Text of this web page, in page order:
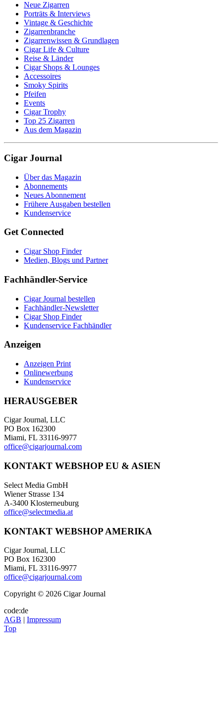
Neue Zigarren
Porträts & Interviews
Vintage & Geschichte
Zigarrenbranche
Zigarrenwissen & Grundlagen
Cigar Life & Culture
Reise & Länder
Cigar Shops & Lounges
Accessoires
Smoky Spirits
Pfeifen
Events
Cigar Trophy
Top 25 Zigarren
Aus dem Magazin
Cigar Journal
Über das Magazin
Abonnements
Neues Abonnement
Frühere Ausgaben bestellen
Kundenservice
Get Connected
Cigar Shop Finder
Medien, Blogs und Partner
Fachhändler-Service
Cigar Journal bestellen
Fachhändler-Newsletter
Cigar Shop Finder
Kundenservice Fachhändler
Anzeigen
Anzeigen Print
Onlinewerbung
Kundenservice
HERAUSGEBER
Cigar Journal, LLC
PO Box 162300
Miami, FL 33116-9977
office@cigarjournal.com
KONTAKT WEBSHOP EU & ASIEN
Select Media GmbH
Wiener Strasse 134
A-3400 Klosterneuburg
office@selectmedia.at
KONTAKT WEBSHOP AMERIKA
Cigar Journal, LLC
PO Box 162300
Miami, FL 33116-9977
office@cigarjournal.com
Copyright © 2026 Cigar Journal
code:de
AGB | Impressum
Top